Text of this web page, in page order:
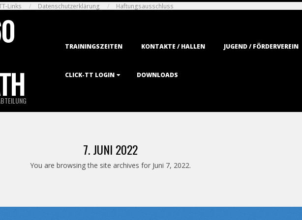
Links Datenschutzerklärung Haftungsausschluss
TRAININGSZEITEN KONTAKTE / HALLEN JUGEND / FÖRDERVEREIN
CLICK-TT LOGIN DOWNLOADS
7. JUNI 2022
You are browsing the site archives for Juni 7, 2022.